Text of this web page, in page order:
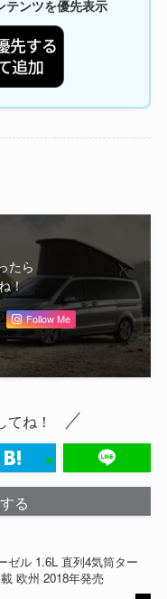
ンツを優先表示
たら
！
Follow Me
ね！
る
ゼル 1.6L 直列4気筒ター
欧州 2018年発売